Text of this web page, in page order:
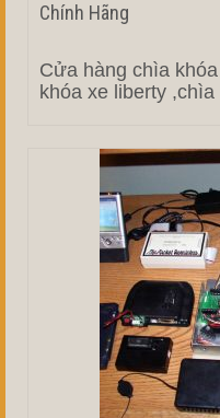
Chính Hãng
Cửa hàng chìa
khóa xe liberty